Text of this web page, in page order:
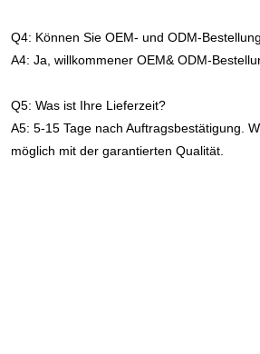
Q4: Können Sie OEM- und ODM-
A4: Ja, willkommener OEM& ODM-
Q5: Was ist Ihre Lieferzeit?
A5: 5-15 Tage nach Auftragsbestätigung.
möglich mit der garantierten Qualität.